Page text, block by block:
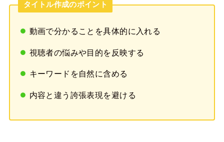
タイトル作成のポイント
動画で分かることを具体的に入れる
視聴者の悩みや目的を反映する
キーワードを自然に含める
内容と違う誇張表現を避ける